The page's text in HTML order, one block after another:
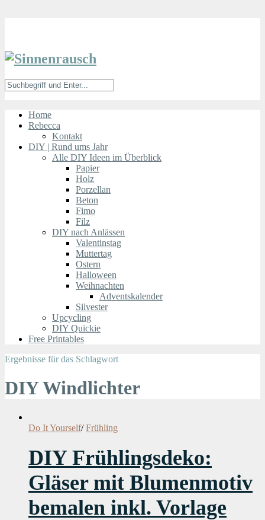
Home
Rebecca
Kontakt
DIY | Rund ums Jahr
Alle DIY Ideen im Überblick
Papier
Holz
Porzellan
Beton
Fimo
Filz
DIY nach Anlässen
Valentinstag
Muttertag
Ostern
Halloween
Weihnachten
Adventskalender
Silvester
Upcycling
DIY Quickie
Free Printables
Ergebnisse für das Schlagwort
DIY Windlichter
Do It Yourself/ Frühling
DIY Frühlingsdeko:
Gläser mit Blumenmotiv
bemalen inkl. Vorlage